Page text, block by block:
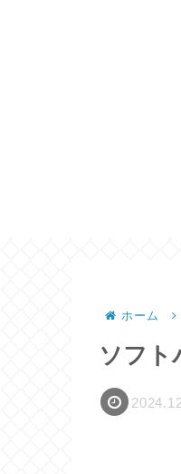
ホーム
ソフト